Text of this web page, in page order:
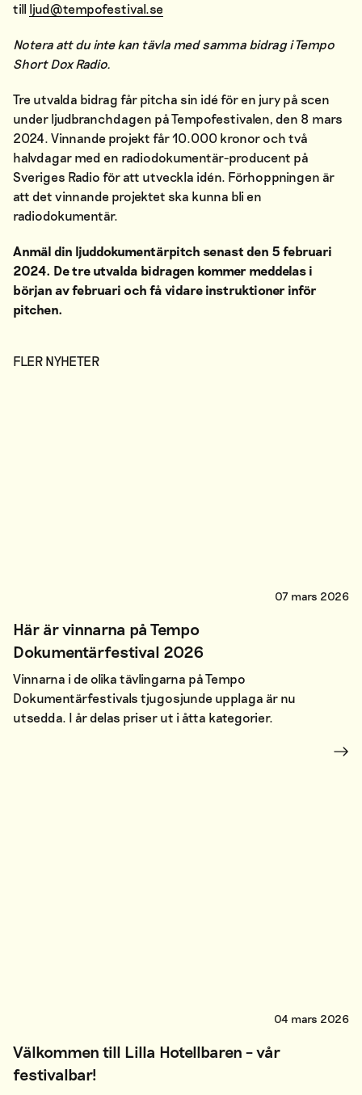
till ljud@tempofestival.se
Notera att du inte kan tävla med samma bidrag i Tempo
Short Dox Radio.
Tre utvalda bidrag får pitcha sin idé för en jury på scen
under ljudbranchdagen på Tempofestivalen, den 8 mars
2024. Vinnande projekt får 10.000 kronor och två
halvdagar med en radiodokumentär-producent på
Sveriges Radio för att utveckla idén. Förhoppningen är
att det vinnande projektet ska kunna bli en
radiodokumentär.
Anmäl din ljuddokumentärpitch senast den 5 februari
2024. De tre utvalda bidragen kommer meddelas i
början av februari och få vidare instruktioner inför
pitchen.
FLER NYHETER
07 mars 2026
Här är vinnarna på Tempo
Dokumentärfestival 2026
Vinnarna i de olika tävlingarna på Tempo
Dokumentärfestivals tjugosjunde upplaga är nu
utsedda. I år delas priser ut i åtta kategorier.
04 mars 2026
Välkommen till Lilla Hotellbaren – vår
festivalbar!